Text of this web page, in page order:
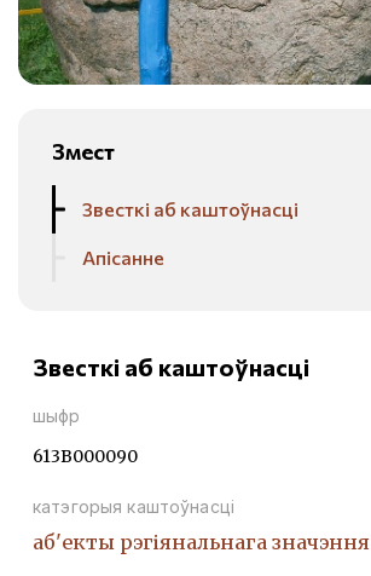
Змест
Звесткі аб каштоўнасці
Апісанне
Звесткі аб каштоўнасці
шыфр
613В000090
катэгорыя каштоўнасці
аб'екты рэгіянальнага значэння